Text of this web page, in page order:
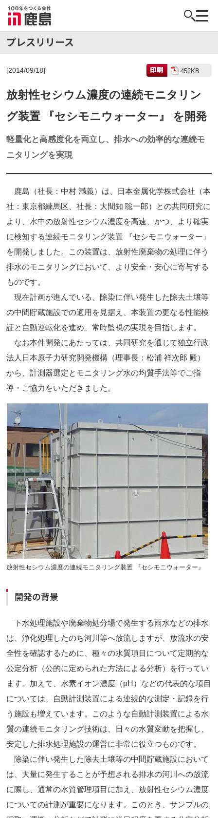
[2014/09/18] 452KB
放射性セシウム濃度の連続モニタリン
グ装置 『セシモニウォーター』 を開発
軽量化と高感度化を両立し、排水への効率的な連続モ
ニタリングを実現
鹿島（社長：中村 満義）は、日本金属化学株式会社（本
社：東京都練馬区、社長：大間知 聡一郎）との共同研究に
より、水中の放射性セシウム濃度を高速、かつ、より確実
に検知する連続モニタリング装置 『セシモニウォーター』
を開発しました。この装置は、放射性廃棄物の処理に伴う
排水のモニタリングにおいて、より安全・安心に寄与する
ものです。
現在計画が進んでいる、除染に伴い発生した除去土壌等
の中間貯蔵施設での適用を見据え、本装置の更なる性能検
証と自動運転化を進め、常時監視の実現を目指します。
なお本件開発にあたっては、共同研究を通じて独立行政
法人日本原子力研究開発機構（理事長：松浦 祥次郎 殿）
から、計測器選定とモニタリング水の均質手法等でご指
導・ご協力をいただきました。
放射性セシウム濃度の連続モニタリング装置 『セシモニウォーター』
開発の背景
下水処理施設や廃棄物処分場で発生する雨水などの排水
は、浄化処理したのち河川等へ放流しますが、放流水の安
全性を確認するために、種々の水質項目について定期的な
公定分析（公的に定められた方法による分析）を行ってい
ます。加えて、水素イオン濃度（pH）などの代表的な項目
については、自動計測装置による連続的な測定・記録を行
う施設も増えています。このような自動計測装置による水
質の連続モニタリング技術は、日々の水質変動を把握し、
安定した排水処理施設の運営に非常に役立つものです。
除染に伴い発生した除去土壌等の中間貯蔵施設において
は、大量に発生することが予想される排水の河川への放流
に際し、通常の水質管理項目に加え、放射性セシウム濃度
についての計測が重要になります。このとき、サンプルの